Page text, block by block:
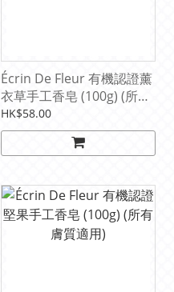
Écrin De Fleur 有機認證薰
衣草手工香皂 (100g) (所有
膚質適用)
HK$58.00